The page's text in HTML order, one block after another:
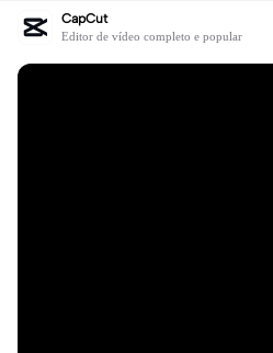
CapCut
Editor de vídeo completo e popular